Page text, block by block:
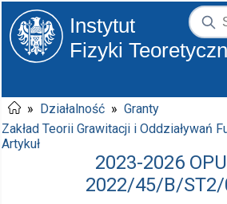
Instytut
Fizyki
» Działalność » Granty
Zakład Teorii Grawitacji i Oddziaływań
Artykuł
2023-2026
2022/45/B/